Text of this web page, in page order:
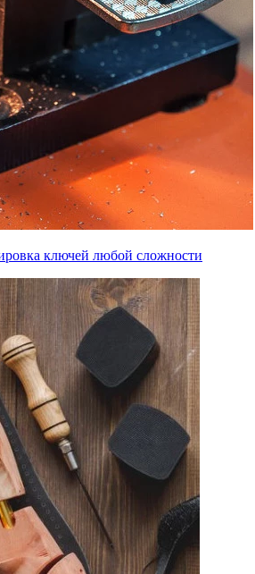
ключей любой сложности